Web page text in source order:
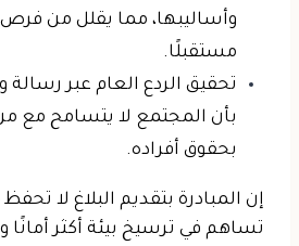
وأساليبها، مما يقلل من
مستقبلًا.
تحقيق الردع العام عبر رسالة
بأن المجتمع لا يتسامح مع
بحقوق أفراده.
إن المبادرة بتقديم البلاغ لا
تساهم في ترسيخ بيئة أكثر أمانًا